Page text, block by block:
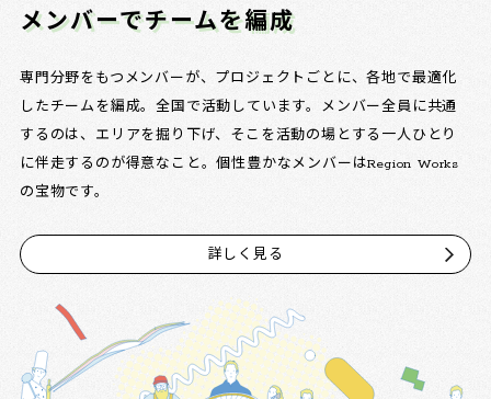
メンバーでチームを編成
専門分野をもつメンバーが、プロジェクトごとに、各地で最適化
したチームを編成。全国で活動しています。メンバー全員に共通
するのは、エリアを掘り下げ、そこを活動の場とする一人ひとり
に伴走するのが得意なこと。個性豊かなメンバーはRegion Works
の宝物です。
詳しく見る